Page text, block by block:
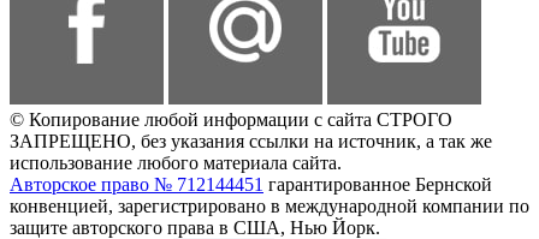
© Копирование любой информации с сайта СТРОГО
ЗАПРЕЩЕНО, без указания ссылки на источник, а так же
использование любого материала сайта.
Авторское право № 712144451 гарантированное Бернской
конвенцией, зарегистрировано в международной компании по
защите авторского права в США, Нью Йорк.